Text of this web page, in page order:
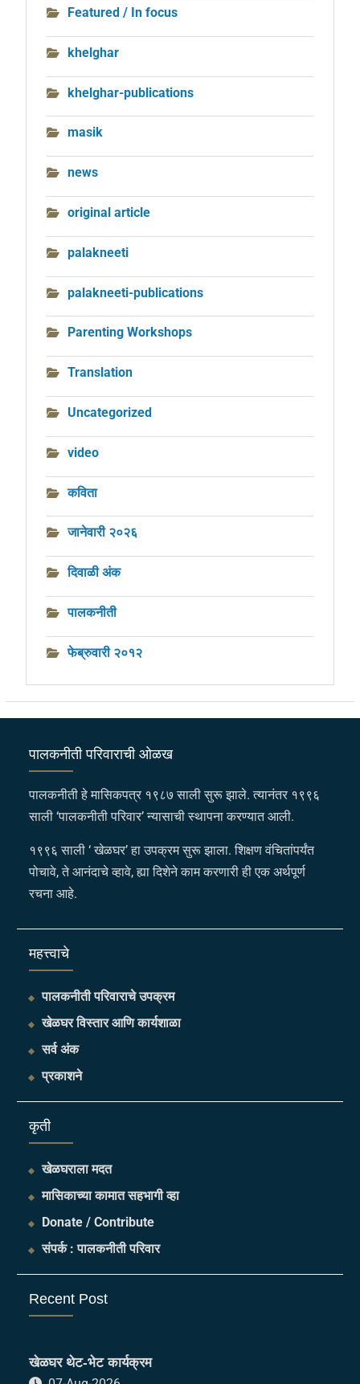
Featured / In focus
khelghar
khelghar-publications
masik
news
original article
palakneeti
palakneeti-publications
Parenting Workshops
Translation
Uncategorized
video
कविता
जानेवारी २०२६
दिवाळी अंक
पालकनीती
फेब्रुवारी २०१२
पालकनीती परिवाराची ओळख
पालकनीती हे मासिकपत्र १९८७ साली सुरू झाले. त्यानंतर १९९६
साली ‘पालकनीती परिवार’ न्यासाची स्थापना करण्यात आली.
१९९६ साली ‘ खेळघर’ हा उपक्रम सुरू झाला. शिक्षण वंचितांपर्यंत
पोचावे, ते आनंदाचे व्हावे, ह्या दिशेने काम करणारी ही एक अर्थपूर्ण
रचना आहे.
महत्त्वाचे
पालकनीती परिवाराचे उपक्रम
खेळघर विस्तार आणि कार्यशाळा
सर्व अंक
प्रकाशने
​कृती
खेळघराला मदत
मासिकाच्या कामात सहभागी व्हा
Donate / Contribute
संपर्क : पालकनीती परिवार
Recent Post
खेळघर थेट-भेट कार्यक्रम